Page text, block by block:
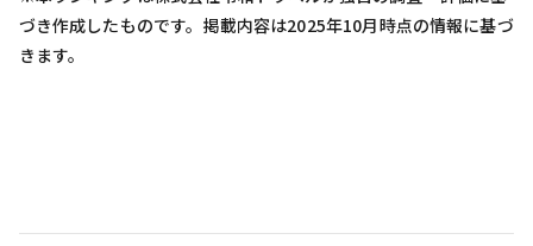
づき作成したものです。掲載内容は2025年10月時点の情報に基づ
きます。